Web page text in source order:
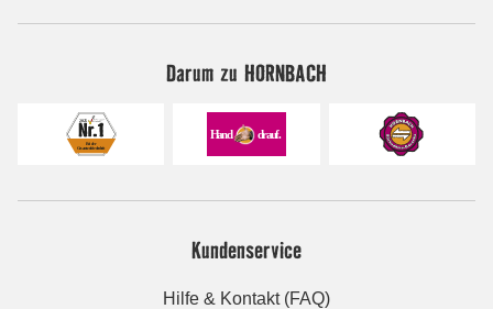
Darum zu HORNBACH
Kundenservice
Hilfe & Kontakt (FAQ)